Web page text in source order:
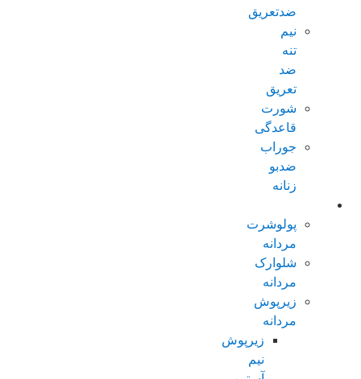
ضدتعریق
نیم
تنه
ضد
تعریق
شورت
قاعدگی
جوراب
ضدبو
زنانه
پولوشرت
مردانه
شلوارک
مردانه
زیرپوش
مردانه
زیرپوش
نیم